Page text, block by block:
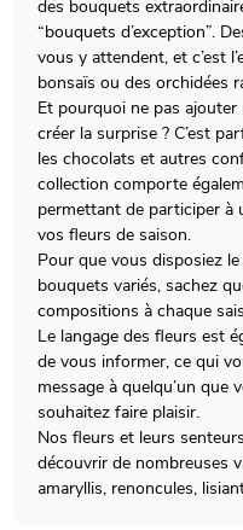
des bouquets
“bouquets d’exception”.
vous y attendent, et c’est
bonsaïs ou des orchidées
Et pourquoi ne pas
créer la surprise ? C’est
les chocolats et autres
collection comporte
permettant de participer à
vos fleurs de saison.
Pour que vous disposiez
bouquets variés, sachez
compositions à chaque
Le langage des fleurs est
de vous informer, ce qui
message à quelqu’un que
souhaitez faire plaisir.
Nos fleurs et leurs
découvrir de nombreuses
amaryllis, renoncules,